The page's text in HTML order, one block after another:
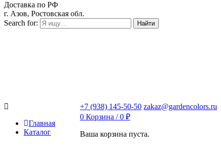
Доставка по РФ
г. Азов, Ростовская обл.
Search for:
Найти
+7 (938) 145-50-50 zakaz@gardencolors.ru
0 Корзина /0 ₽
Ваша корзина пуста.
Главная
Каталог